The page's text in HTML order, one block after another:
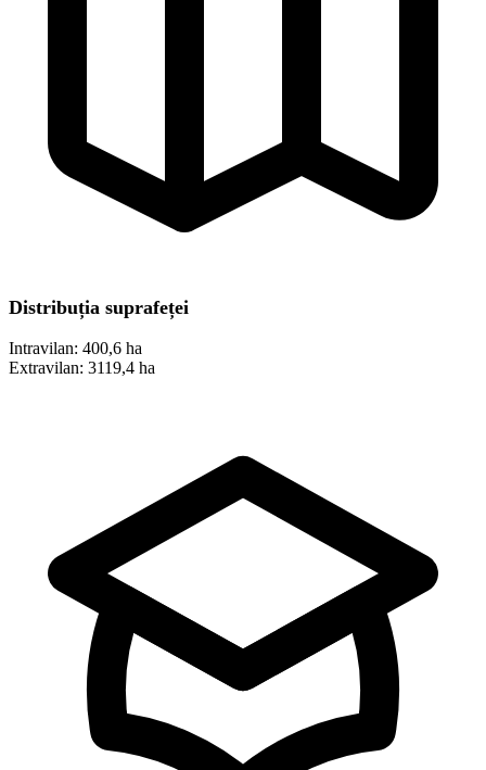
Distribuția suprafeței
Intravilan: 400,6 ha
Extravilan: 3119,4 ha